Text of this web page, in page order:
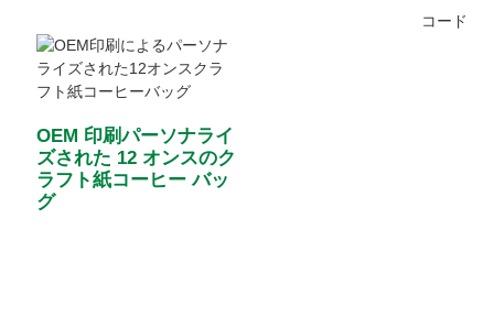
OEM 印刷パーソナライ
ズされた 12 オンスのク
ラフト紙コーヒー バッ
グ